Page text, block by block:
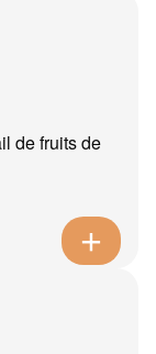
de fruits de